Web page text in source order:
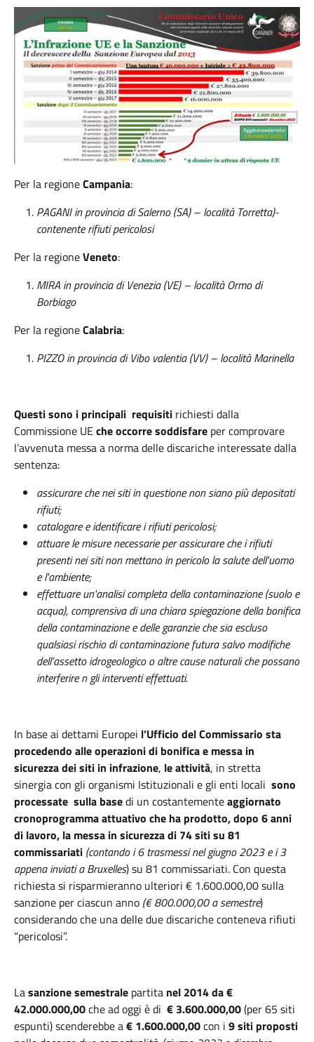
Per la regioneCampania:
PAGANI in provincia di Salerno (SA) – località Torretta)-
contenente rifiuti pericolosi
Per la regioneVeneto:
MIRA in provincia di Venezia (VE) – località Ormo di
Borbiago
Per la regioneCalabria:
PIZZO in provincia di Vibo valentia (VV) – località Marinella
Questi sono i principali requisiti richiesti dalla
Commissione UE che occorre soddisfare per comprovare
l’avvenuta messa a norma delle discariche interessate dalla
sentenza:
assicurare che nei siti in questione non siano più depositati
rifiuti;
catalogare e identificare i rifiuti pericolosi;
attuare le misure necessarie per assicurare che i rifiuti
presenti nei siti non mettano in pericolo la salute dell'uomo
e l'ambiente;
effettuare un'analisi completa della contaminazione (suolo e
acqua), comprensiva di una chiara spiegazione della bonifica
della contaminazione e delle garanzie che sia escluso
qualsiasi rischio di contaminazione futura salvo modifiche
dell’assetto idrogeologico o altre cause naturali che possano
interferire n gli interventi effettuati.
In base ai dettami Europei l’Ufficio del Commissario sta
procedendo alle operazioni di bonifica e messa in
sicurezza dei siti in infrazione, le attività, in stretta
sinergia con gli organismi Istituzionali e gli enti locali sono
processate sulla basedi un costantementeaggiornato
cronoprogramma attuativo che ha prodotto, dopo 6 anni
di lavoro, la messa in sicurezza di 74 siti su 81
commissariati (contando i 6 trasmessi nel giugno 2023 e i 3
appena inviati a Bruxelles) su 81 commissariati. Con questa
richiesta si risparmieranno ulteriori € 1.600.000,00 sulla
sanzione per ciascun anno (€ 800.000,00 a semestre)
considerando che una delle due discariche conteneva rifiuti
“pericolosi”.
Lasanzione semestrale partita nel 2014 da €
42.000.000,00che ad oggi è di € 3.600.000,00(per 65 siti
espunti) scenderebbe a€ 1.600.000,00con i 9 siti proposti